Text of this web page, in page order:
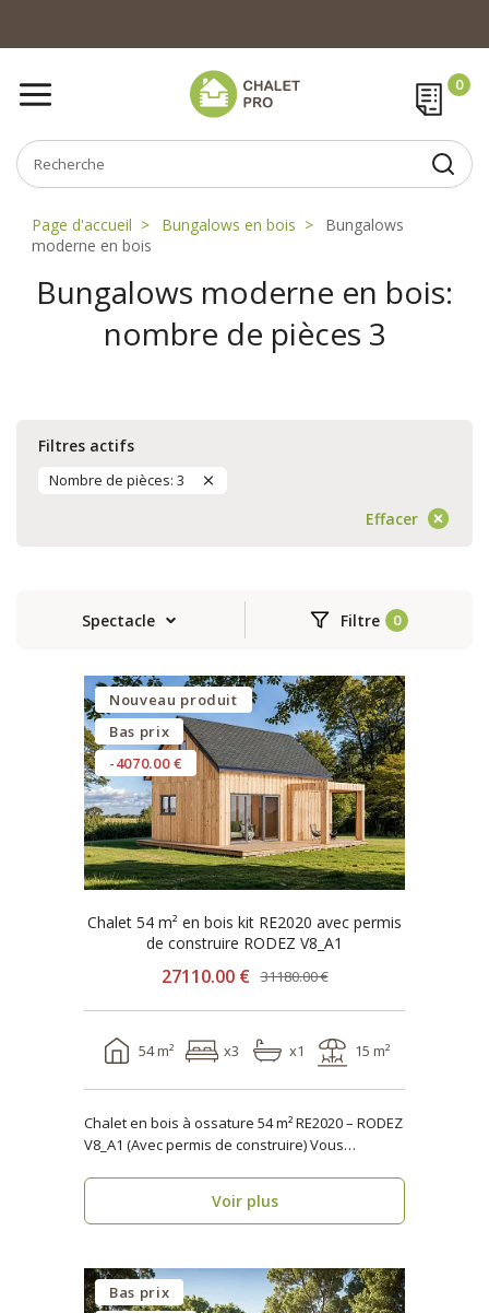
Page d'accueil Bungalows en bois
Bungalows
moderne en bois
Bungalows moderne en bois:
nombre de pièces 3
Filtres actifs
Nombre de pièces: 3
Effacer
Spectacle Filtre
Nouveau produit
Bas prix
-4070.00 €
Chalet 54 m² en bois kit RE2020 avec permis
de construire RODEZ V8_A1
27110.00 € 31180.00 €
54 m² x3 x1 15 m²
Chalet en bois à ossature 54 m² RE2020 – RODEZ
V8_A1 (Avec permis de construire) Vous
Voir plus
Bas prix